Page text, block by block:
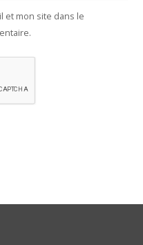
et mon site dans le